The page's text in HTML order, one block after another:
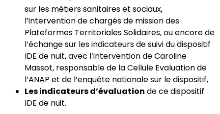
sur les métiers sanitaires et sociaux,
l’intervention de chargés de mission des
Plateformes Territoriales Solidaires, ou encore de
l’échange sur les indicateurs de suivi du dispositif
IDE de nuit, avec l’intervention de Caroline
Massot, responsable de la Cellule Evaluation de
l’ANAP et de l’enquête nationale sur le dispositif,
Les indicateurs d’évaluation de ce dispositif
IDE de nuit.